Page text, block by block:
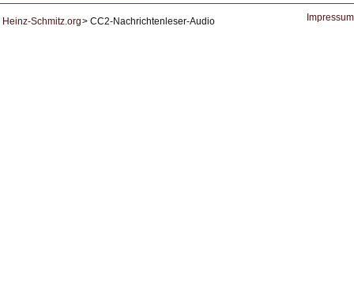
Zukunft.
Heinz-Schmitz.org CC2-Nachrichtenleser-Audio Impressum